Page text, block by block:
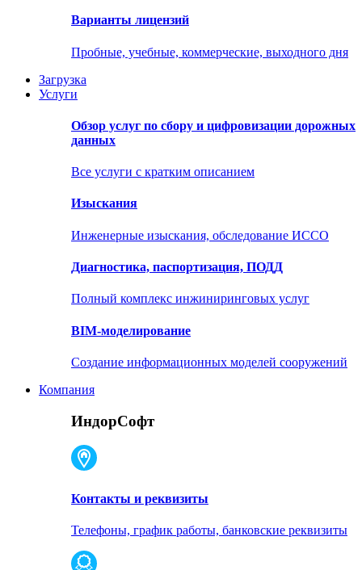
Варианты лицензий
Пробные, учебные, коммерческие, выходного дня
Загрузка
Услуги
Обзор услуг по сбору и цифровизации дорожных
данных
Все услуги с кратким описанием
Изыскания
Инженерные изыскания, обследование ИССО
Диагностика, паспортизация, ПОДД
Полный комплекс инжиниринговых услуг
BIM-моделирование
Создание информационных моделей сооружений
Компания
ИндорСофт
Контакты и реквизиты
Телефоны, график работы, банковские реквизиты